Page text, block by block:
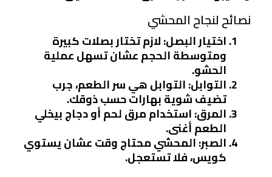
نصائح لنجاح المحشي
اختيار البصل: لازم تختار بصلات كبيرة
ومتوسطة الحجم عشان تسهل عملية
الحشو.
التوابل: التوابل هي سر الطعم، جرب
تضيف شوية بهارات حسب ذوقك.
المرق: استخدام مرق لحم أو دجاج بيخلي
الطعم أغنى.
الصبر: المحشي محتاج وقت عشان يستوي
كويس، فلا تستعجل.